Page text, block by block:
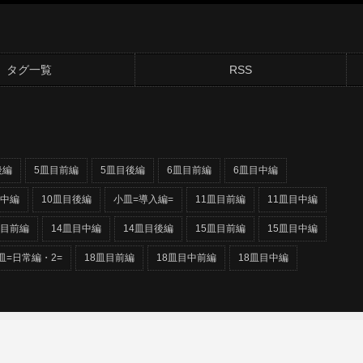
タグ一覧 RSS
編 5皿目前編 5皿目後編 6皿目前編 6皿目中編
編 10皿目後編 小皿=導入編= 11皿目前編 11皿目中編
前編 14皿目中編 14皿目後編 15皿目前編 15皿目中編
=日常編・2= 18皿目前編 18皿目中前編 18皿目中編